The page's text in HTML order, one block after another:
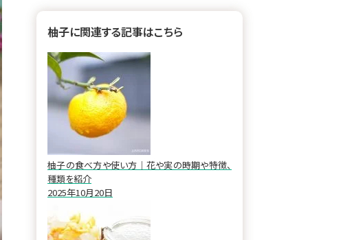
柚子に関連する記事はこちら
柚子の食べ方や使い方｜花や実の時期や特徴、
種類を紹介
2025年10月20日